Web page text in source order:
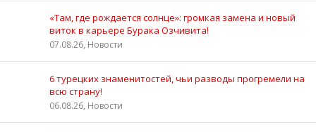
«Там, где рождается солнце»: громкая замена и новый
виток в карьере Бурака Озчивита!
07.08.26, Новости
6 турецких знаменитостей, чьи разводы прогремели на
всю страну!
06.08.26, Новости